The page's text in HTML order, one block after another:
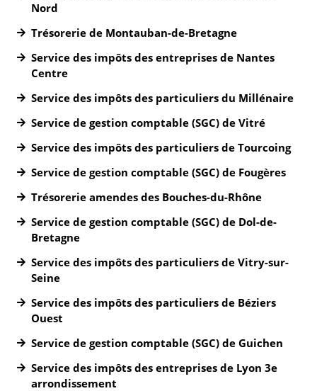
Nord
Trésorerie de Montauban-de-Bretagne
Service des impôts des entreprises de Nantes
Centre
Service des impôts des particuliers du Millénaire
Service de gestion comptable (SGC) de Vitré
Service des impôts des particuliers de Tourcoing
Service de gestion comptable (SGC) de Fougères
Trésorerie amendes des Bouches-du-Rhône
Service de gestion comptable (SGC) de Dol-de-
Bretagne
Service des impôts des particuliers de Vitry-sur-
Seine
Service des impôts des particuliers de Béziers
Ouest
Service de gestion comptable (SGC) de Guichen
Service des impôts des entreprises de Lyon 3e
arrondissement